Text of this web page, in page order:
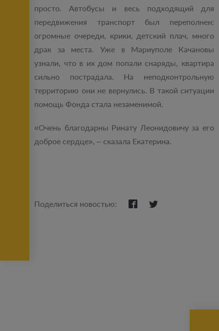
просто. Автобусы и весь подходящий для
передвижения транспорт был переполнен:
огромные очереди, крики, детский плач, много
драк за места. Уже в Мариуполе Качановы
узнали, что в их дом попали снаряды, квартира
сильно пострадала. На неподконтрольную
территорию они не вернулись. В такой ситуации
помощь Фонда стала незаменимой.
«Очень благодарны Ринату Леонидовичу за его
доброе сердце», – сказала Екатерина.
Поделиться новостью: